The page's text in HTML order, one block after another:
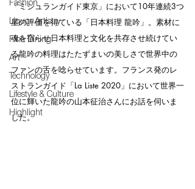
Fashion
Liquor Artistry
Fine Dining
Art
Technology
Lifestyle & Culture
Highlight
「ミシュランガイド東京」において10年連続3つ
星の評価を得ている「日本料理 龍吟」。素材に
魂を宿らせ日本料理と文化を共存させ続けてい
る龍吟の料理はたたずまいの美しさで世界中の
ファンの舌を唸らせています。フランス発のレ
ストランガイド「La Liste 2020」において世界一
位に輝いた龍吟の山本征治さんにお話を伺いま
した。